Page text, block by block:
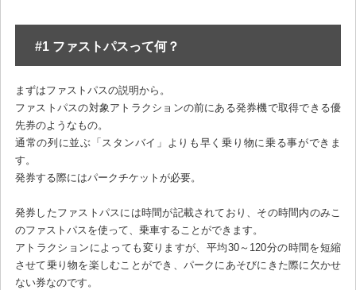
#1 ファストパスって何？
まずはファストパスの説明から。
ファストパスの対象アトラクションの前にある発券機で取得できる優
先券のようなもの。
通常の列に並ぶ「スタンバイ」よりも早く乗り物に乗る事ができま
す。
発券する際にはパークチケットが必要。
発券したファストパスには時間が記載されており、その時間内のみこ
のファストパスを使って、乗車することができます。
アトラクションによっても変りますが、平均30～120分の時間を短縮
させて乗り物を楽しむことができ、パークにあそびにきた際に欠かせ
ない券なのです。